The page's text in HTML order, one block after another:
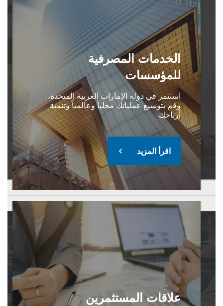
الخدمات المصرفية
للمؤسسات
استثمر في دولة الإمارات العربية المتحدة،
وقم بتوسيع عملياتك محلياً وعالمياً وتنمية
أرباحك
اقرأ المزيد
علاقات المستثمرين